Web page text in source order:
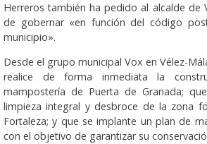
Herreros también ha pedido al alcalde de
de gobernar «en función del código
municipio».
Desde el grupo municipal Vox en Vélez-
realice de forma inmediata la
mampostería de Puerta de Granada;
limpieza integral y desbroce de la zona
Fortaleza; y que se implante un plan de
con el objetivo de garantizar su